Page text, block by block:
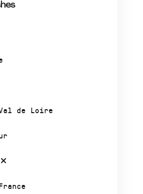
de Loire